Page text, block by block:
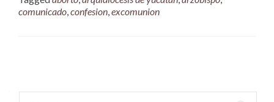
comunicado,confesion,excomunion
navigation